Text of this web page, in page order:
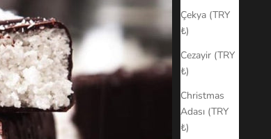
Çekya (TRY
₺)
Cezayir (TRY
₺)
Christmas
Adası (TRY
₺)